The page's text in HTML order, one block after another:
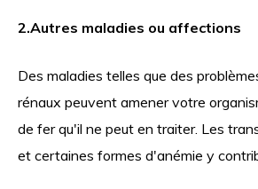
2.Autres maladies ou affections
Des maladies telles que des
rénaux peuvent amener votre
de fer qu'il ne peut en traiter. Les
et certaines formes d'anémie y